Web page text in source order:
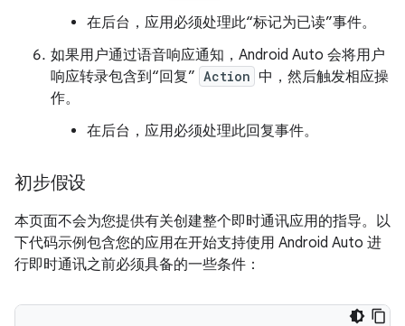
在后台，应用必须处理此“标记为已读”事件。
如果用户通过语音响应通知，Android Auto 会将用户
响应转录包含到“回复” Action 中，然后触发相应操
作。
在后台，应用必须处理此回复事件。
初步假设
本页面不会为您提供有关创建整个即时通讯应用的指导。以
下代码示例包含您的应用在开始支持使用 Android Auto 进
行即时通讯之前必须具备的一些条件：